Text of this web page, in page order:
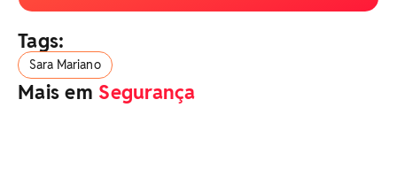
Tags:
Sara Mariano
Mais em Segurança